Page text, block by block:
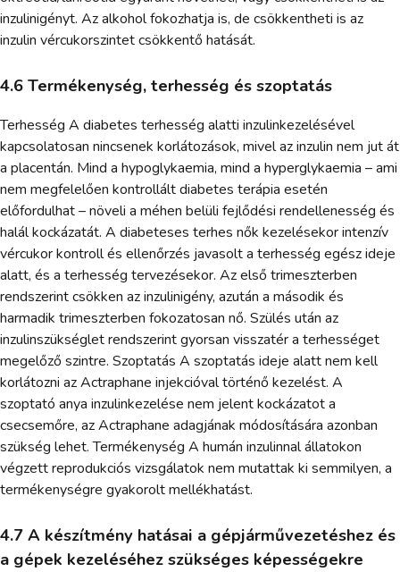
inzulinigényt. Az alkohol fokozhatja is, de csökkentheti is az
inzulin vércukorszintet csökkentő hatását.
4.6 Termékenység, terhesség és szoptatás
Terhesség A diabetes terhesség alatti inzulinkezelésével
kapcsolatosan nincsenek korlátozások, mivel az inzulin nem jut át
a placentán. Mind a hypoglykaemia, mind a hyperglykaemia – ami
nem megfelelően kontrollált diabetes terápia esetén
előfordulhat – növeli a méhen belüli fejlődési rendellenesség és
halál kockázatát. A diabeteses terhes nők kezelésekor intenzív
vércukor kontroll és ellenőrzés javasolt a terhesség egész ideje
alatt, és a terhesség tervezésekor. Az első trimeszterben
rendszerint csökken az inzulinigény, azután a második és
harmadik trimeszterben fokozatosan nő. Szülés után az
inzulinszükséglet rendszerint gyorsan visszatér a terhességet
megelőző szintre. Szoptatás A szoptatás ideje alatt nem kell
korlátozni az Actraphane injekcióval történő kezelést. A
szoptató anya inzulinkezelése nem jelent kockázatot a
csecsemőre, az Actraphane adagjának módosítására azonban
szükség lehet. Termékenység A humán inzulinnal állatokon
végzett reprodukciós vizsgálatok nem mutattak ki semmilyen, a
termékenységre gyakorolt mellékhatást.
4.7 A készítmény hatásai a gépjárművezetéshez és
a gépek kezeléséhez szükséges képességekre